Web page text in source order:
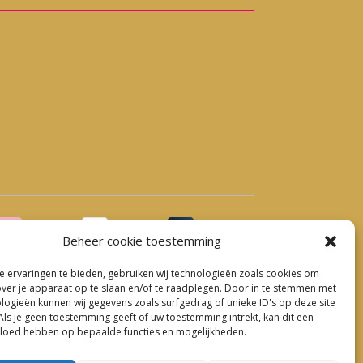
Beheer cookie toestemming
ervaringen te bieden, gebruiken wij technologieën zoals cookies om
je apparaat op te slaan en/of te raadplegen. Door in te stemmen met
kunnen wij gegevens zoals surfgedrag of unieke ID's op deze site
je geen toestemming geeft of uw toestemming intrekt, kan dit een
hebben op bepaalde functies en mogelijkheden.
Hillegom